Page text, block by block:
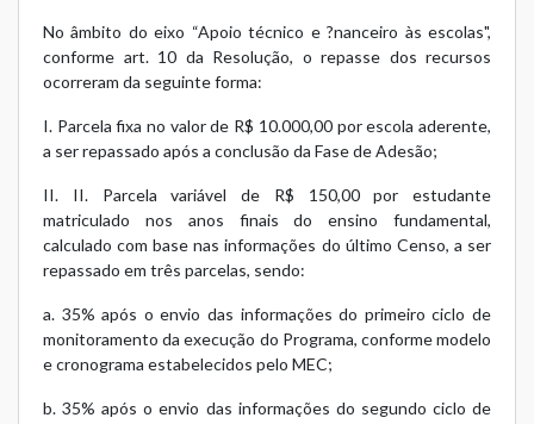
No âmbito do eixo “Apoio técnico e ?nanceiro às escolas",
conforme art. 10 da Resolução, o repasse dos recursos
ocorreram da seguinte forma:
I. Parcela fixa no valor de R$ 10.000,00 por escola aderente,
a ser repassado após a conclusão da Fase de Adesão;
II. II. Parcela variável de R$ 150,00 por estudante
matriculado nos anos finais do ensino fundamental,
calculado com base nas informações do último Censo, a ser
repassado em três parcelas, sendo:
a. 35% após o envio das informações do primeiro ciclo de
monitoramento da execução do Programa, conforme modelo
e cronograma estabelecidos pelo MEC;
b. 35% após o envio das informações do segundo ciclo de